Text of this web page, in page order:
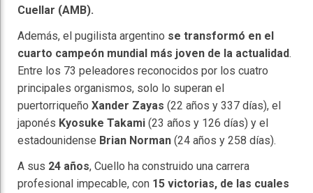
Cuellar (AMB).
Además, el pugilista argentino se transformó en el
cuarto campeón mundial más joven de la actualidad.
Entre los 73 peleadores reconocidos por los cuatro
principales organismos, solo lo superan el
puertorriqueño Xander Zayas (22 años y 337 días), el
japonés Kyosuke Takami (23 años y 126 días) y el
estadounidense Brian Norman (24 años y 258 días).
A sus 24 años, Cuello ha construido una carrera
profesional impecable, con 15 victorias, de las cuales